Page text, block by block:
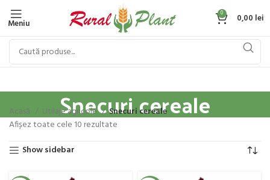
Meniu
0 0,00 lei
Snecuri cereale
Acasă Utilaje agricole
Snecuri cereale
Afișez toate cele 10 rezultate
Show sidebar